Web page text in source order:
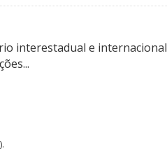
interestadual e internacional
).